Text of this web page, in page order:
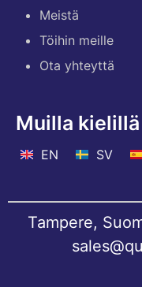
Meistä
Töihin meille
Ota yhteyttä
Muilla kielillä
EN SV
Tampere,